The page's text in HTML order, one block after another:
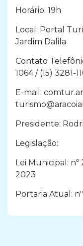
Horário: 19h
Local: Portal
Jardim Dalila
Contato
1064 / (15) 3281-
E-mail:
Presidente:
Legislação:
Lei Municipal:
2023
Portaria Atual: